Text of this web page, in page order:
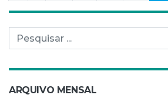
Pesquisar por:
ARQUIVO MENSAL